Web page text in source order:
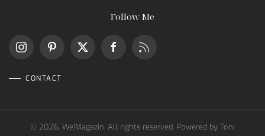
Follow Me
CONTACT
© 2026. We!Magazin. All rights reserved. Powered by Toni